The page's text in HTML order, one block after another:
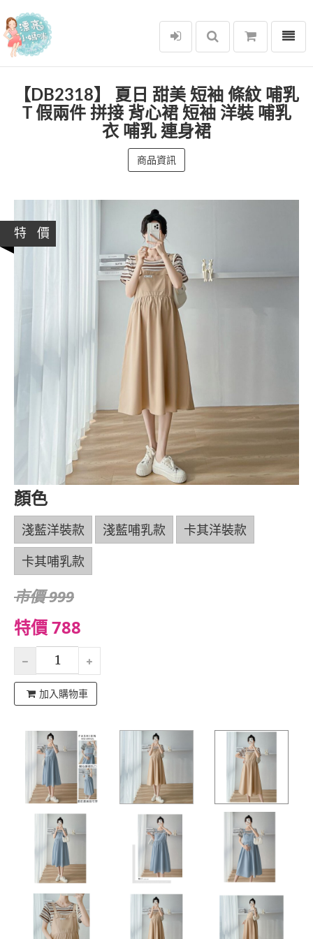
漂亮小媽咪
選單
【DB2318】 夏日 甜美 短袖 條紋 哺乳
T 假兩件 拼接 背心裙 短袖 洋裝 哺乳
衣 哺乳 連身裙
商品資訊
特 價
顏色
淺藍洋裝款 淺藍哺乳款 卡其洋裝款
卡其哺乳款
市價 999
特價 788
加入購物車